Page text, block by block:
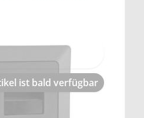
ist bald verfügbar